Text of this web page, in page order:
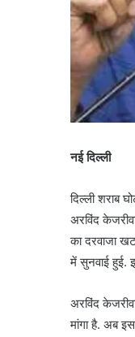
नई दिल्ली
दिल्ली शराब
अरविंद
का दरवाजा
में सुनवाई हुई.
अरविंद
मांगा है. अब